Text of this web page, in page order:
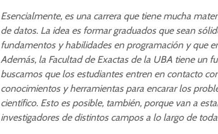
Esencialmente, es una carrera que tiene mucha
de datos. La idea es formar graduados que sean
fundamentos y habilidades en programación y que
Además, la Facultad de Exactas de la UBA tiene un
buscamos que los estudiantes entren en contacto
conocimientos y herramientas para encarar los
científico. Esto es posible, también, porque van a
investigadores de distintos campos a lo largo de